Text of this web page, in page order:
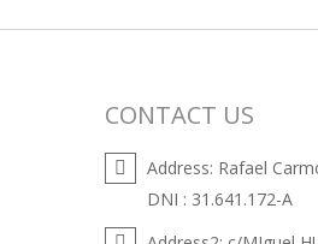
CONTACT US
Address: Rafael
DNI : 31.641.172-A